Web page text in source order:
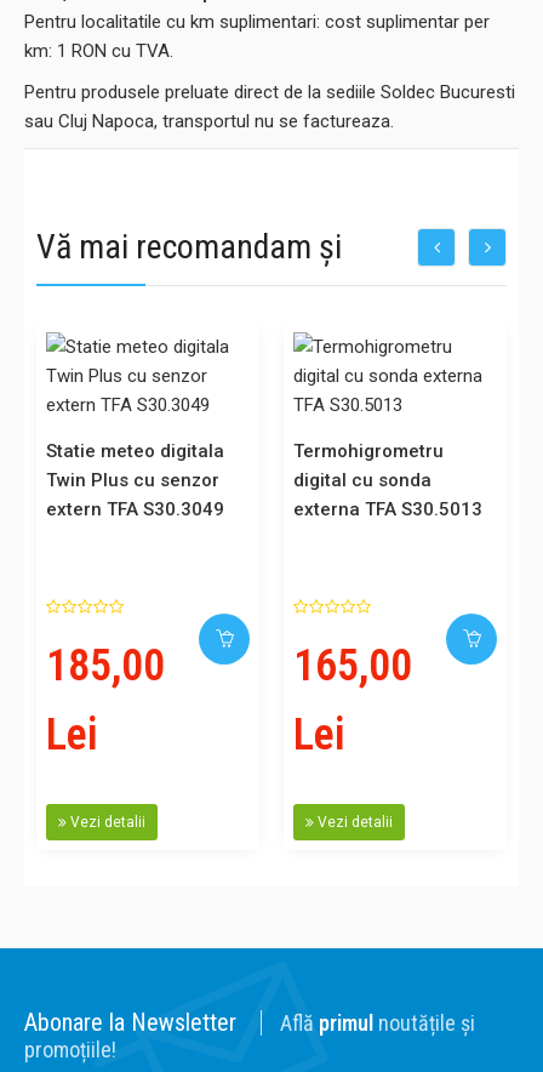
Pentru localitatile cu km suplimentari: cost suplimentar per
km: 1 RON cu TVA.
Pentru produsele preluate direct de la sediile Soldec Bucuresti
sau Cluj Napoca, transportul nu se factureaza.
Vă mai recomandam și
Statie meteo digitala
Twin Plus cu senzor
extern TFA S30.3049
185,00
Lei
Vezi detalii
Termohigrometru
digital cu sonda
externa TFA S30.5013
165,00
Lei
Vezi detalii
Abonare la Newsletter Află primul noutățile și
promoțiile!